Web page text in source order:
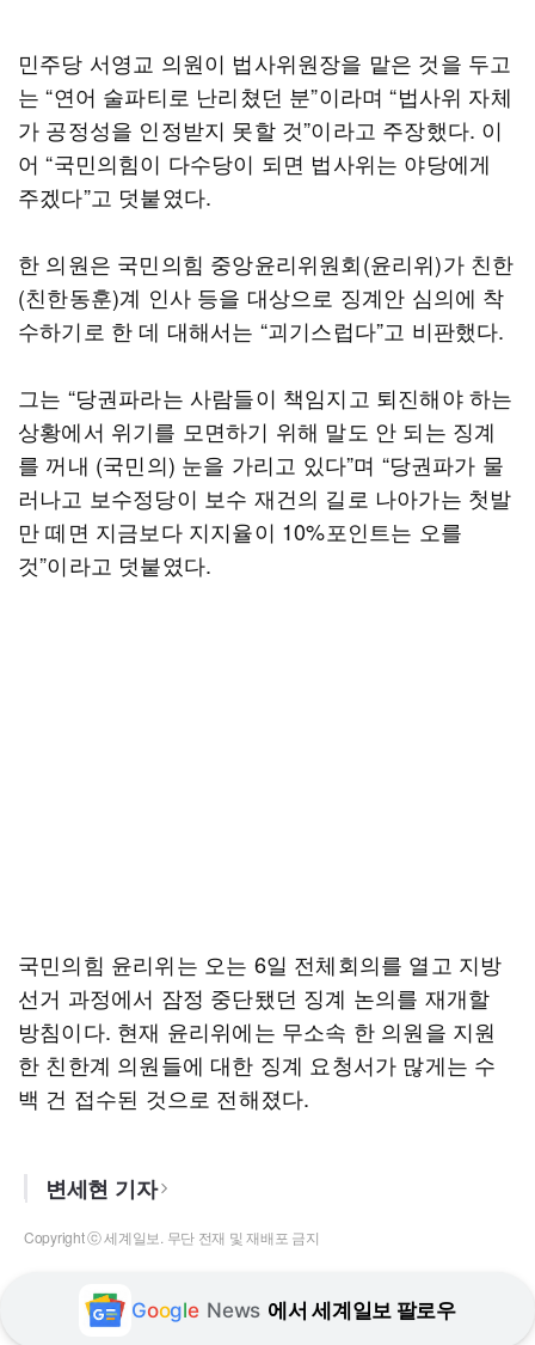
민주당 서영교 의원이 법사위원장을 맡은 것을 두고
는 “연어 술파티로 난리쳤던 분”이라며 “법사위 자체
가 공정성을 인정받지 못할 것”이라고 주장했다. 이
어 “국민의힘이 다수당이 되면 법사위는 야당에게
주겠다”고 덧붙였다.
한 의원은 국민의힘 중앙윤리위원회(윤리위)가 친한
(친한동훈)계 인사 등을 대상으로 징계안 심의에 착
수하기로 한 데 대해서는 “괴기스럽다”고 비판했다.
그는 “당권파라는 사람들이 책임지고 퇴진해야 하는
상황에서 위기를 모면하기 위해 말도 안 되는 징계
를 꺼내 (국민의) 눈을 가리고 있다”며 “당권파가 물
러나고 보수정당이 보수 재건의 길로 나아가는 첫발
만 떼면 지금보다 지지율이 10%포인트는 오를
것”이라고 덧붙였다.
국민의힘 윤리위는 오는 6일 전체회의를 열고 지방
선거 과정에서 잠정 중단됐던 징계 논의를 재개할
방침이다. 현재 윤리위에는 무소속 한 의원을 지원
한 친한계 의원들에 대한 징계 요청서가 많게는 수
백 건 접수된 것으로 전해졌다.
변세현 기자
Copyright ⓒ 세계일보. 무단 전재 및 재배포 금지
Google News 에서 세계일보 팔로우